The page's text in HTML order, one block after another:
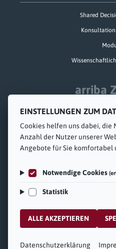
EINSTELLUNGEN ZUM
Cookies helfen uns dabei,
Anzahl der Nutzer unserer
Angebote für Sie komfortabel
Notwendige Cookies
Statistik
ALLE AKZEPTIEREN
Datenschutzerklärung
Shared
arriba
Schulung und